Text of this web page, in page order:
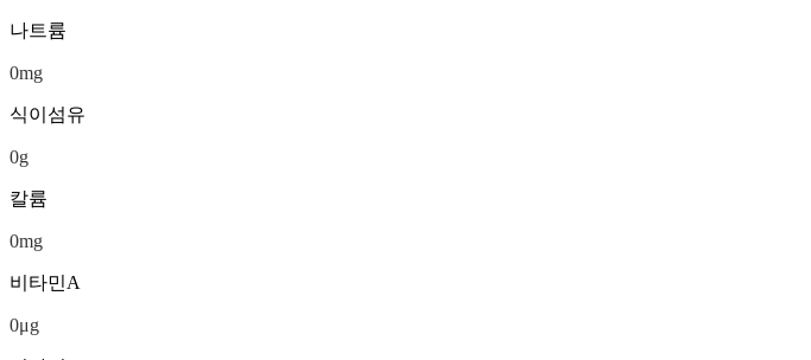
나트륨
0mg
식이섬유
0g
칼륨
0mg
비타민A
0μg